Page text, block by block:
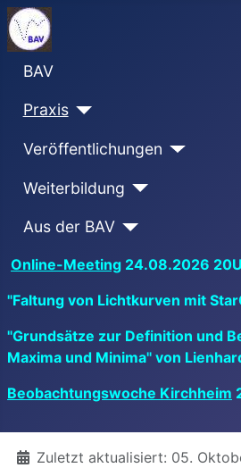
BAV
Praxis
Veröffentlichungen
Weiterbildung
Aus der BAV
Online-Meeting 24.08.2026
"Faltung von Lichtkurven mit
"Grundsätze zur Definition und
Maxima und Minima" von
Beobachtungswoche Kirchheim
DetailsZuletzt aktualisiert: 05.